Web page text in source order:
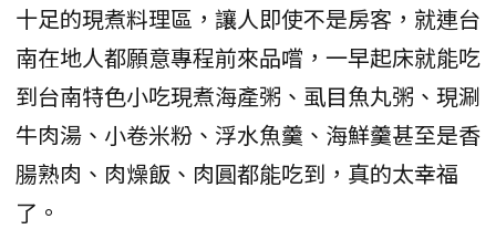
十足的現煮料理區，讓人即使不是房客，就連台
南在地人都願意專程前來品嚐，一早起床就能吃
到台南特色小吃現煮海產粥、虱目魚丸粥、現涮
牛肉湯、小卷米粉、浮水魚羹、海鮮羹甚至是香
腸熟肉、肉燥飯、肉圓都能吃到，真的太幸福
了。